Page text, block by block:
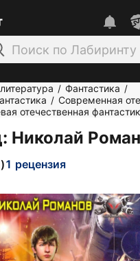
/ Фантастика /
/ Современная
отечественная
: Николай
1 рецензия